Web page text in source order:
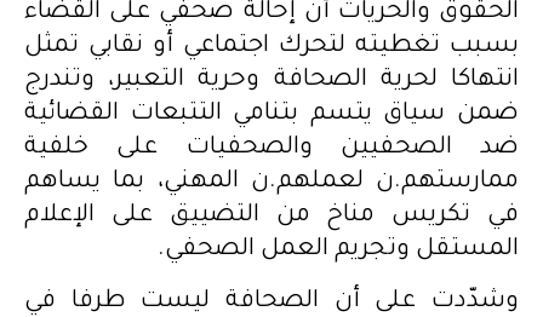
الحقوق والحريات أن إحالة صحفي على القضاء
بسبب تغطيته لتحرك اجتماعي أو نقابي تمثل
انتهاكا لحرية الصحافة وحرية التعبير، وتندرج
ضمن سياق يتسم بتنامي التتبعات القضائية
ضد الصحفيين والصحفيات على خلفية
ممارستهم.ن لعملهم.ن المهني، بما يساهم
في تكريس مناخ من التضييق على الإعلام
المستقل وتجريم العمل الصحفي.
وشدّدت على أن الصحافة ليست طرفا في